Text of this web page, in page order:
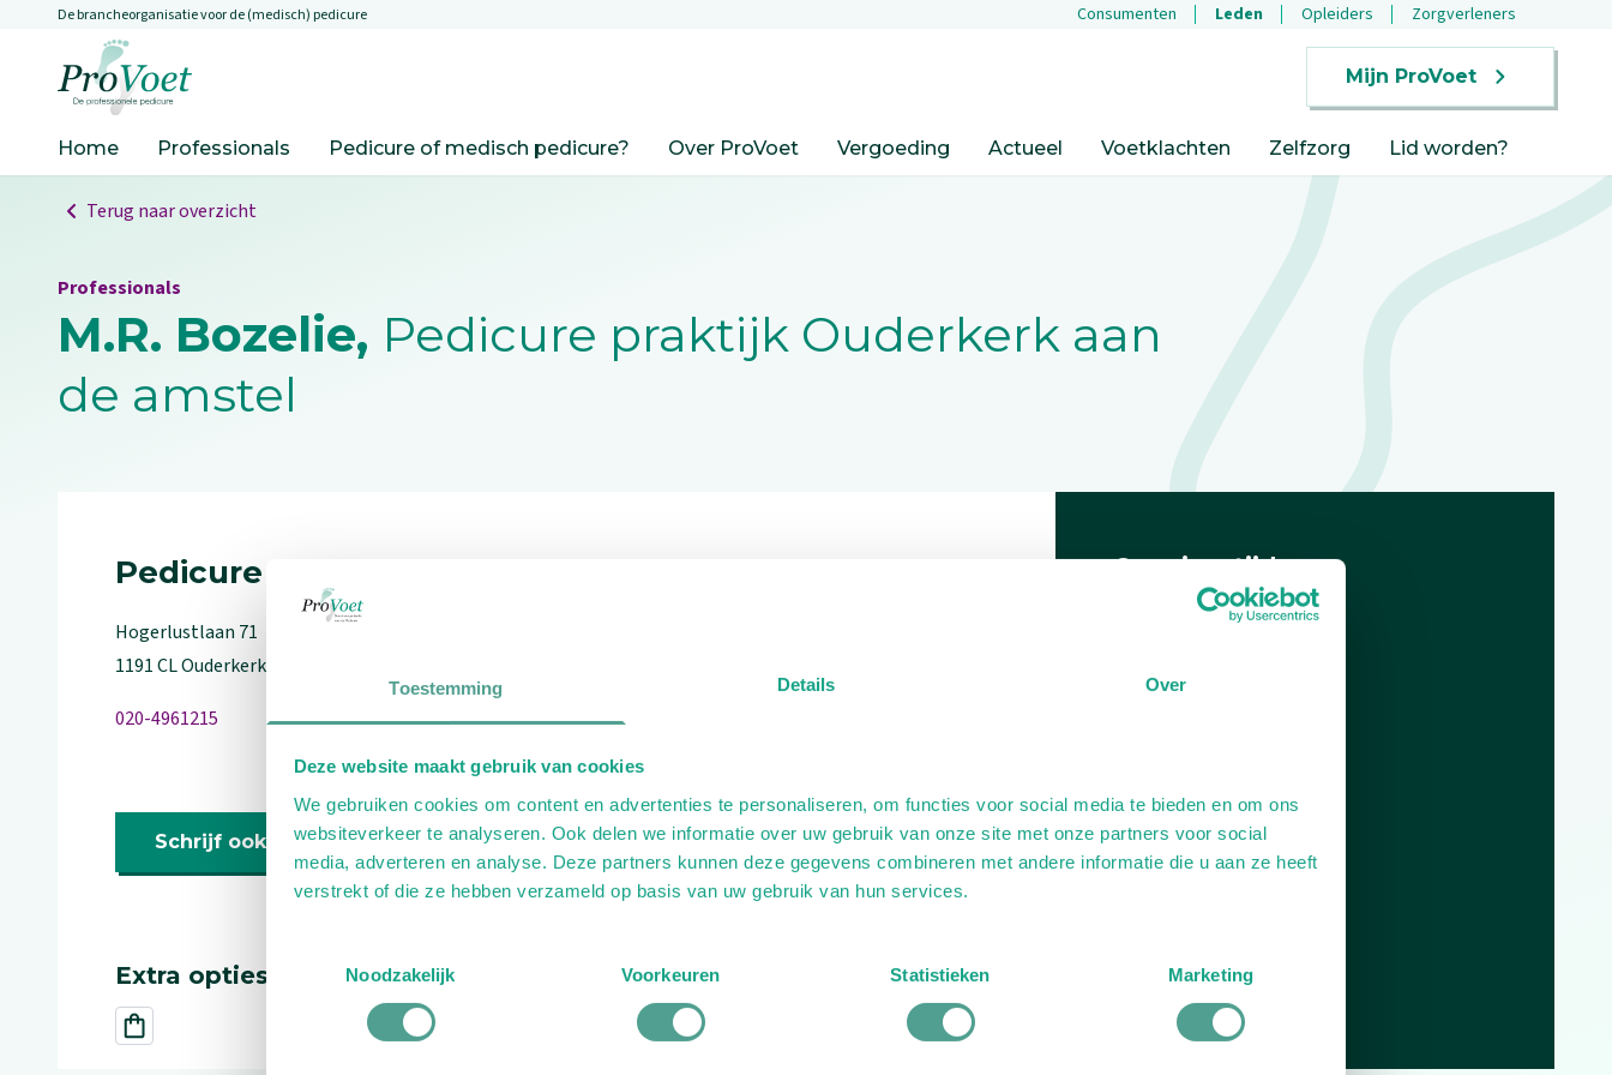
Toestemming Details Over
Deze website maakt gebruik van cookies
We gebruiken cookies om content en advertenties te personaliseren, om functies voor social media te bieden en om ons
websiteverkeer te analyseren. Ook delen we informatie over uw gebruik van onze site met onze partners voor social
media, adverteren en analyse. Deze partners kunnen deze gegevens combineren met andere informatie die u aan ze heeft
verstrekt of die ze hebben verzameld op basis van uw gebruik van hun services.
Noodzakelijk
Voorkeuren Statistieken Marketing
Overslaan en naar de inhoud gaan
De brancheorganisatie voor de (medisch) pedicure Consumenten Leden Opleiders Zorgverleners
Mijn ProVoet
Home Professionals Pedicure of medisch pedicure? Over ProVoet Vergoeding Actueel Voetklachten Zelfzorg Lid worden?
Terug naar overzicht
Professionals
M.R. Bozelie, Pedicure praktijk Ouderkerk aan
de amstel
Pedicure
Hogerlustlaan 71
1191 CLOuderkerk aan de amstel
020-4961215
Schrijf ook een review
Extra opties
Openingstijden
Plan je route